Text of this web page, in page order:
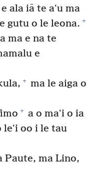
ala iā te aʻu ma
gutu o le leona. +
ma e na te
e
+ ma le aiga o
+ a o maʻi o ia
oo i le tau
Paute, ma Lino,